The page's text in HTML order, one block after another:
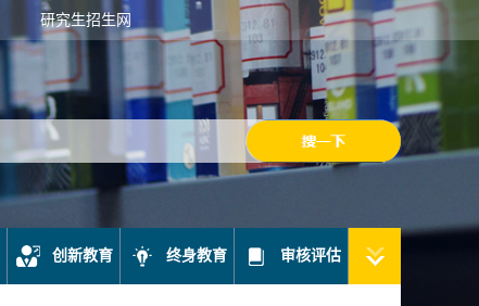
研究生招生网
创新教育 终身教育 审核评估